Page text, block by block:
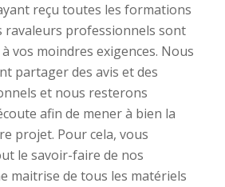
reçu toutes les formations
ravaleurs professionnels sont
vos moindres exigences. Nous
partager des avis et des
et nous resterons
afin de mener à bien la
projet. Pour cela, vous
le savoir-faire de nos
maitrise de tous les matériels